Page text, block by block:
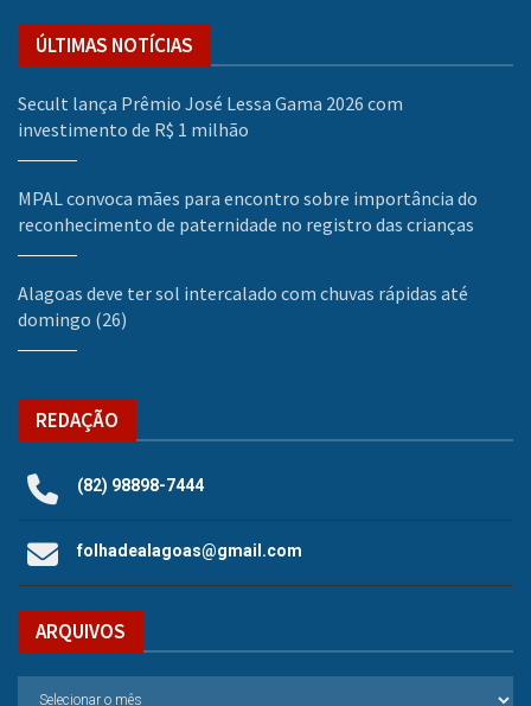
ÚLTIMAS NOTÍCIAS
Secult lança Prêmio José Lessa Gama 2026 com
investimento de R$ 1 milhão
MPAL convoca mães para encontro sobre importância do
reconhecimento de paternidade no registro das crianças
Alagoas deve ter sol intercalado com chuvas rápidas até
domingo (26)
REDAÇÃO
(82) 98898-7444
folhadealagoas@gmail.com
ARQUIVOS